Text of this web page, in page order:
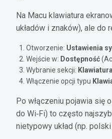
Na Macu klawiatura
układów i znaków), ale do
Otworzenie: Ustawienia
Wejście w: Dostępność
Wybranie sekcji: Klawiatura
Włączenie opcji typu
Po włączeniu pojawia się
do Wi‑Fi) to często
nietypowy układ (np.